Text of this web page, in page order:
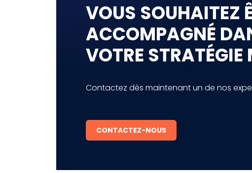
VOUS SOUHAITEZ
ACCOMPAGNÉ
VOTRE STRATÉGIE
Contactez dès maintenant un de nos
CONTACTEZ-NOUS